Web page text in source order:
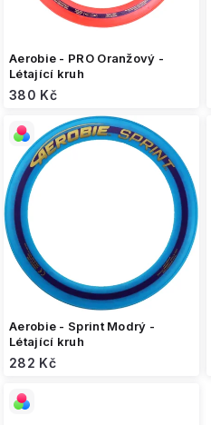
Aerobie - PRO Oranžový -
Létající kruh
380 Kč
Aerobie - Sprint Modrý -
Létající kruh
282 Kč